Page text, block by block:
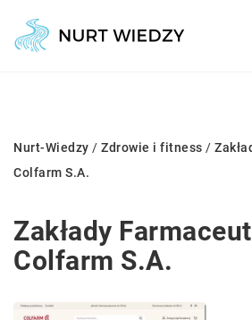
Nurt-Wiedzy / Zdrowie i fitness /
Colfarm S.A.
Zakłady
Colfarm S.A.